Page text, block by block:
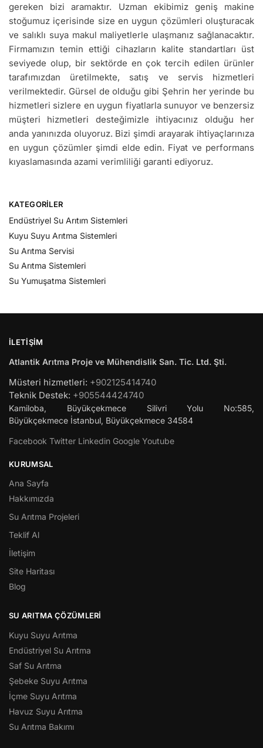
gereken bizi aramaktır. Uzman ekibimiz geniş makine
stoğumuz içerisinde size en uygun çözümleri oluşturacak
ve salıklı suya makul maliyetlerle ulaşmanız sağlanacaktır.
Firmamızın temin ettiği cihazların kalite standartları üst
seviyede olup, bir sektörde en çok tercih edilen ürünler
tarafımızdan üretilmekte, satış ve servis hizmetleri
verilmektedir. Gürsel de olduğu gibi Şehrin her yerinde bu
hizmetleri sizlere en uygun fiyatlarla sunuyor ve benzersiz
müşteri hizmetleri desteğimizle ihtiyacınız olduğu her
anda yanınızda oluyoruz. Bizi şimdi arayarak ihtiyaçlarınıza
en uygun çözümler şimdi elde edin. Fiyat ve performans
kıyaslamasında azami verimliliği garanti ediyoruz.
KATEGORILER
Endüstriyel Su Arıtım Sistemleri
Kuyu Suyu Arıtma Sistemleri
Su Arıtma Servisi
Su Arıtma Sistemleri
Su Yumuşatma Sistemleri
İLETIŞIM
Atlantik Arıtma Proje ve Mühendislik San. Tic. Ltd. Şti.
Müsteri hizmetleri: +902125414740
Teknik Destek: +905544424740
Kamiloba, Büyükçekmece Silivri Yolu No:585,
Büyükçekmece İstanbul, Büyükçekmece 34584
Facebook Twitter Linkedin Google Youtube
KURUMSAL
Ana Sayfa
Hakkımızda
Su Arıtma Projeleri
Teklif Al
İletişim
Site Haritası
Blog
SU ARITMA ÇÖZÜMLERI
Kuyu Suyu Arıtma
Endüstriyel Su Arıtma
Saf Su Arıtma
Şebeke Suyu Arıtma
İçme Suyu Arıtma
Havuz Suyu Arıtma
Su Arıtma Bakımı